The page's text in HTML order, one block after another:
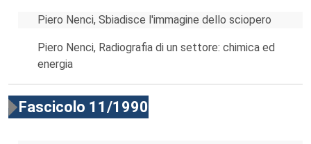
Piero Nenci, Sbiadisce l'immagine dello sciopero
Piero Nenci, Radiografia di un settore: chimica ed
energia
Fascicolo 11/1990